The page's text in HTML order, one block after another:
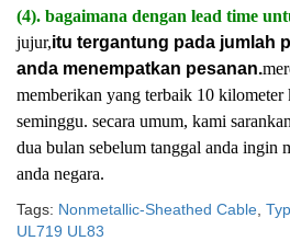
(4). bagaimana dengan lead time
jujur,itu tergantung pada jumlah
anda menempatkan pesanan.
memberikan yang terbaik 10 kilometer
seminggu. secara umum, kami
dua bulan sebelum tanggal anda ingin
anda negara.
Tags: Nonmetallic-Sheathed Cable
UL719 UL83